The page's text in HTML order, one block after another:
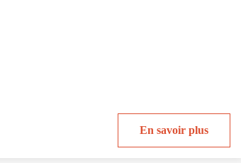
En savoir plus